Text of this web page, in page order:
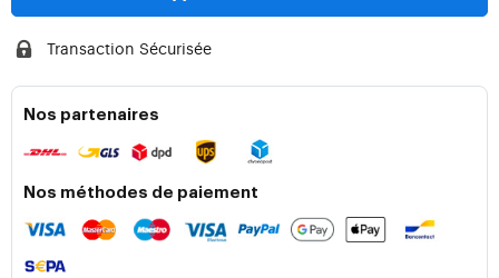
Transaction Sécurisée
Nos partenaires
Nos méthodes de paiement